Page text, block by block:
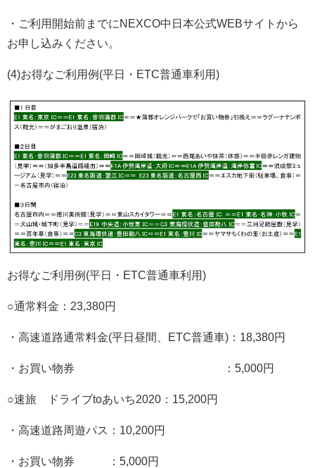
・ご利用開始前までにNEXCO中日本公式WEBサイトから
お申し込みください。
(4)お得なご利用例(平日・ETC普通車利用)
お得なご利用例(平日・ETC普通車利用)
○通常料金：23,380円
・高速道路通常料金(平日昼間、ETC普通車)：18,380円
・お買い物券 ：5,000円
○速旅 ドライブtoあいち2020：15,200円
・高速道路周遊パス：10,200円
・お買い物券 ：5,000円